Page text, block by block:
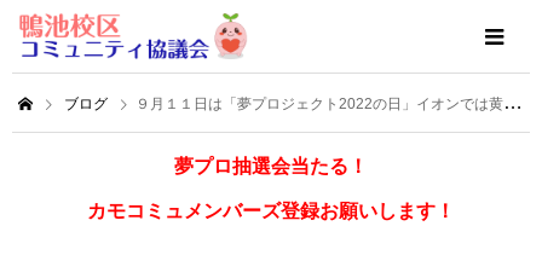
ブログ ９月１１日は「夢プロジェクト2022の日」イオンでは黄色いレシートキャンペーン
夢プロ抽選会当たる！
カモコミュメンバーズ登録お願いします！